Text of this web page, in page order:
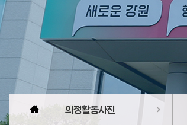
의정활동사진